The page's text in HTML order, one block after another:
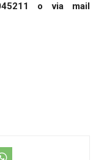
o via mail